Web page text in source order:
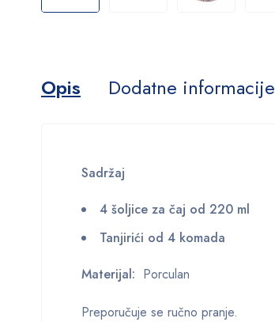
Opis Dodatne informacije
Sadržaj
4 šoljice za čaj od 220 ml
Tanjirići od 4 komada
Materijal: Porculan
Preporučuje se ručno pranje.